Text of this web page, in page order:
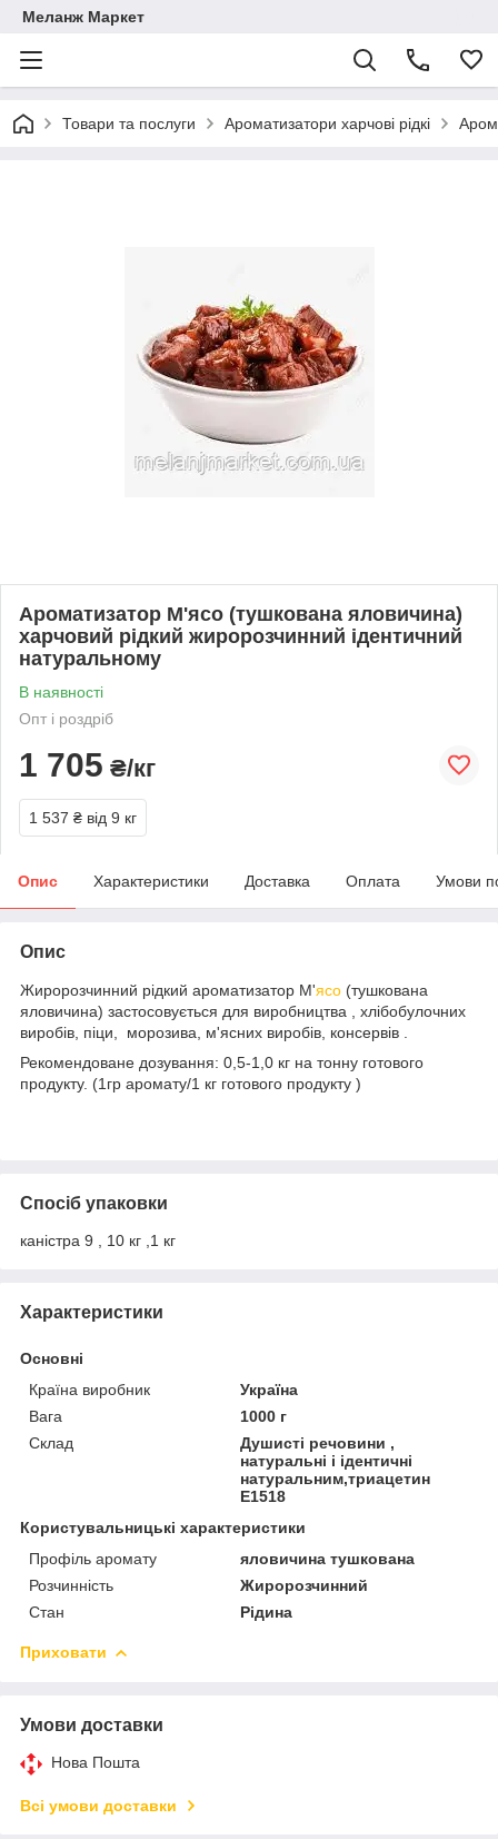
Меланж Маркет
Товари та послуги Ароматизатори харчові рідкі
Ароматизатор М'ясо (тушкована яловичина)
харчовий рідкий жиророзчинний ідентичний
натуральному
В наявності
Опт і роздріб
1 705 ₴/кг
1 537 ₴ від 9 кг
Опис Характеристики Доставка Оплата Умови
Опис
Жиророзчинний рідкий ароматизатор М'ясо (тушкована
яловичина) застосовується для виробництва , хлібобулочних
виробів, піци, морозива, м'ясних виробів, консервів .
Рекомендоване дозування: 0,5-1,0 кг на тонну готового
продукту. (1гр аромату/1 кг готового продукту )
Спосіб упаковки
каністра 9 , 10 кг ,1 кг
Характеристики
Основні
Країна виробник
Україна
Вага
1000 г
Склад
Душисті речовини ,
натуральні і ідентичні
натуральним,триацетин
Е1518
Користувальницькі характеристики
Профіль аромату
яловичина тушкована
Розчинність
Жиророзчинний
Стан
Рідина
Приховати
Умови доставки
Нова Пошта
Всі умови доставки